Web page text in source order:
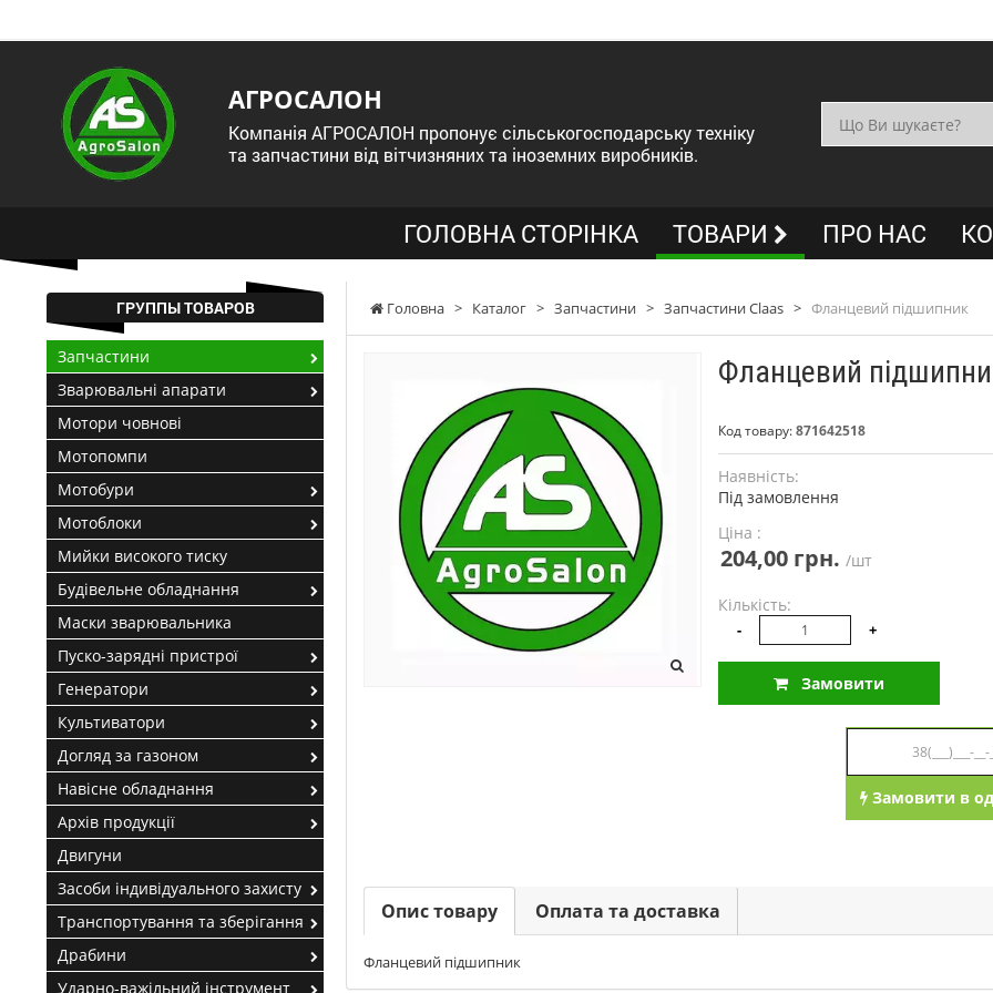
АГРОСАЛОН
Компанія АГРОСАЛОН пропонує сільськогосподарську техніку
та запчастини від вітчизняних та іноземних виробників.
ГОЛОВНА СТОРІНКА ТОВАРИ ПРО НАС
Головна > Каталог > Запчастини > Запчастини Claas > Фланцевий підшипник
Фланцевий
Код товару:871642518
Наявність:
Під замовлення
Ціна :
204,00 грн. /шт
Кількість:
- +
Замовити
Замовити в
Опис товару Оплата та доставка
Фланцевий підшипник
ГРУППЫ ТОВАРОВ
Запчастини
Зварювальні апарати
Мотори човнові
Мотопомпи
Мотобури
Мотоблоки
Мийки високого тиску
Будівельне обладнання
Маски зварювальника
Пуско-зарядні пристрої
Генератори
Культиватори
Догляд за газоном
Навісне обладнання
Архів продукції
Двигуни
Засоби індивідуального захисту
Транспортування та зберігання
Драбини
Ударно-важільний інструмент